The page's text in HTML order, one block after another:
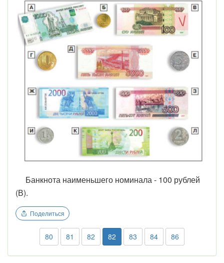
Банкнота наименьшего номинала - 100 рублей
(В).
Поделиться
80 81 82 82 83 84 86